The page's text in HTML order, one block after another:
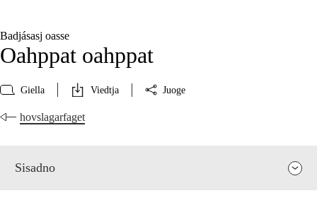
Badjásasj oasse
Oahppat oahppat
Giella Viedtja Juoge
hovslagarfaget
Sisadno